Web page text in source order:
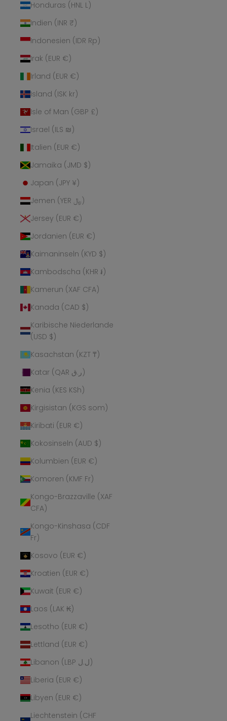
Honduras (HNL L)
Indien (INR ₹)
Indonesien (IDR Rp)
Irak (EUR €)
Irland (EUR €)
Island (ISK kr)
Isle of Man (GBP £)
Israel (ILS ₪)
Italien (EUR €)
Jamaika (JMD $)
Japan (JPY ¥)
Jemen (YER ﷼)
Jersey (EUR €)
Jordanien (EUR €)
Kaimaninseln (KYD $)
Kambodscha (KHR ៛)
Kamerun (XAF CFA)
Kanada (CAD $)
Karibische Niederlande
(USD $)
Kasachstan (KZT ₸)
Katar (QAR ر.ق)
Kenia (KES KSh)
Kirgisistan (KGS som)
Kiribati (EUR €)
Kokosinseln (AUD $)
Kolumbien (EUR €)
Komoren (KMF Fr)
Kongo-Brazzaville (XAF
CFA)
Kongo-Kinshasa (CDF
Fr)
Kosovo (EUR €)
Kroatien (EUR €)
Kuwait (EUR €)
Laos (LAK ₭)
Lesotho (EUR €)
Lettland (EUR €)
Libanon (LBP ل.ل)
Liberia (EUR €)
Libyen (EUR €)
Liechtenstein (CHF